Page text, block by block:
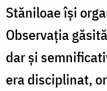
Stăniloae își
Observația
dar și
era disciplinat,